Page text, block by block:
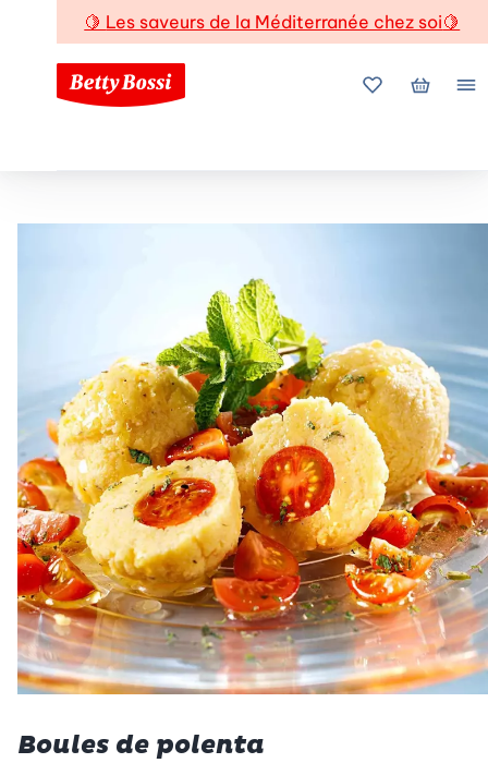
🍋 Les saveurs de la Méditerranée chez soi🍋
Mes favoris
Mon
Boules de polenta